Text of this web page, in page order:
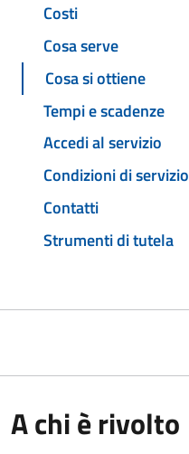
Costi
Cosa serve
Cosa si ottiene
Tempi e scadenze
Accedi al servizio
Condizioni di servizio
Contatti
Strumenti di tutela
A chi è rivolto